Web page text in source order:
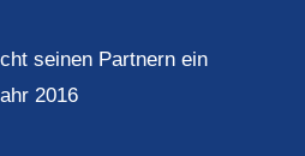
seinen Partnern ein
2016